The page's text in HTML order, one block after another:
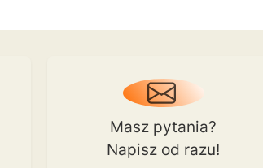
Masz pytania?
Napisz od razu!